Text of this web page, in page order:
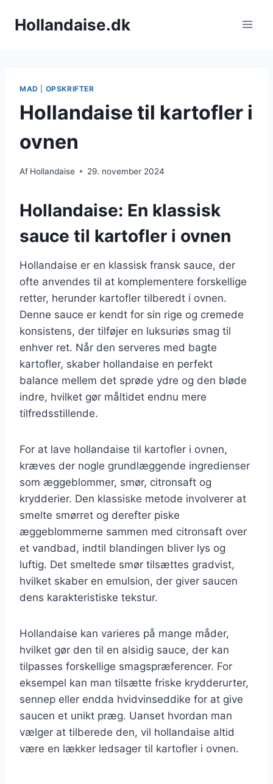
Hollandaise.dk
MAD OPSKRIFTER
Hollandaise til kartofler i
ovnen
Af Hollandaise 29. november 2024
Hollandaise: En klassisk
sauce til kartofler i ovnen
Hollandaise er en klassisk fransk sauce, der
ofte anvendes til at komplementere forskellige
retter, herunder kartofler tilberedt i ovnen.
Denne sauce er kendt for sin rige og cremede
konsistens, der tilføjer en luksuriøs smag til
enhver ret. Når den serveres med bagte
kartofler, skaber hollandaise en perfekt
balance mellem det sprøde ydre og den bløde
indre, hvilket gør måltidet endnu mere
tilfredsstillende.
For at lave hollandaise til kartofler i ovnen,
kræves der nogle grundlæggende ingredienser
som æggeblommer, smør, citronsaft og
krydderier. Den klassiske metode involverer at
smelte smørret og derefter piske
æggeblommerne sammen med citronsaft over
et vandbad, indtil blandingen bliver lys og
luftig. Det smeltede smør tilsættes gradvist,
hvilket skaber en emulsion, der giver saucen
dens karakteristiske tekstur.
Hollandaise kan varieres på mange måder,
hvilket gør den til en alsidig sauce, der kan
tilpasses forskellige smagspræferencer. For
eksempel kan man tilsætte friske krydderurter,
sennep eller endda hvidvinseddike for at give
saucen et unikt præg. Uanset hvordan man
vælger at tilberede den, vil hollandaise altid
være en lækker ledsager til kartofler i ovnen.